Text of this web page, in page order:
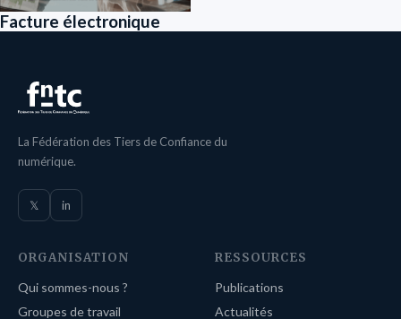
Facture électronique
La Fédération des Tiers de Confiance du
numérique.
𝕏 in
ORGANISATION
Qui sommes-nous ?
Groupes de travail
RESSOURCES
Publications
Actualités